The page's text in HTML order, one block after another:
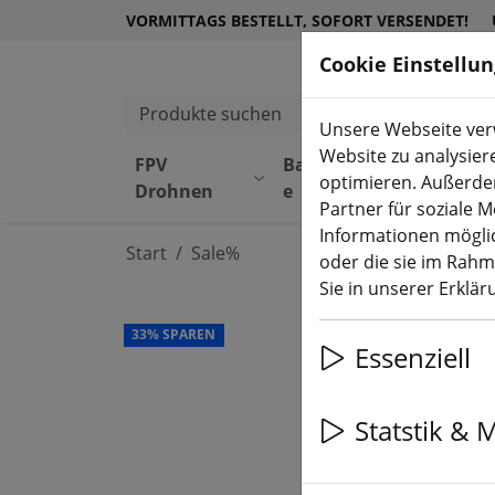
VORMITTAGS BESTELLT, SOFORT VERSENDET!
Produkte suchen
FPV
Drohnen
Bauteil
e
Equipmen
t
Start Sale%
33% SPAREN
Cookie
Unsere Webseite
Website zu
optimieren.
Partner für soziale
Informationen
oder die sie im
Sie in unserer
Essenziell
Statstik &